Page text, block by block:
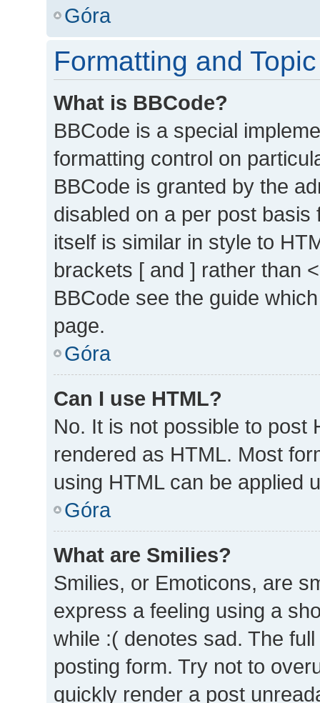
Góra
Formatting and
What is BBCode?
BBCode is a special
formatting control on
BBCode is granted by the
disabled on a per post
itself is similar in style to
brackets [ and ] rather than
BBCode see the guide
page.
Góra
Can I use HTML?
No. It is not possible to post
rendered as HTML. Most
using HTML can be applied
Góra
What are Smilies?
Smilies, or Emoticons, are
express a feeling using a
while :( denotes sad. The
posting form. Try not to
quickly render a post